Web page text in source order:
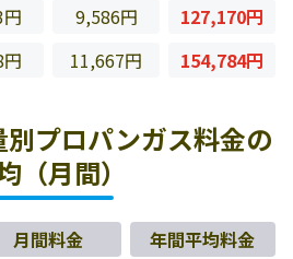
9,586円
127,170円
11,667円 154,784円
プロパンガス料金の
（月間）
月間料金
年間平均料金